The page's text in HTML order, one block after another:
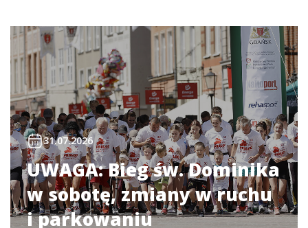
31.07.2026
UWAGA: Bieg św. Dominika
w sobotę, zmiany w ruchu
i parkowaniu